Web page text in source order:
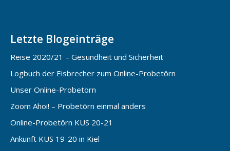
Letzte Blogeinträge
Reise 2020/21 – Gesundheit und Sicherheit
Logbuch der Eisbrecher zum Online-Probetörn
Unser Online-Probetörn
Zoom Ahoi! – Probetörn einmal anders
Online-Probetörn KUS 20-21
Ankunft KUS 19-20 in Kiel